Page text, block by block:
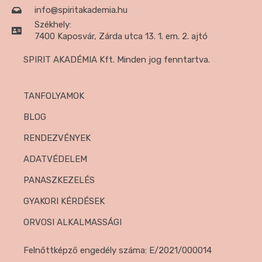
info@spiritakademia.hu
Székhely:
7400 Kaposvár, Zárda utca 13. 1. em. 2. ajtó
SPIRIT AKADÉMIA Kft. Minden jog fenntartva.
TANFOLYAMOK
BLOG
RENDEZVÉNYEK
ADATVÉDELEM
PANASZKEZELÉS
GYAKORI KÉRDÉSEK
ORVOSI ALKALMASSÁGI
Felnőttképző engedély száma: E/2021/000014